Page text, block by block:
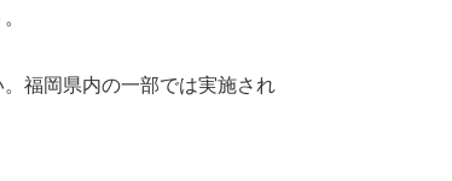
福岡県内の一部では実施され